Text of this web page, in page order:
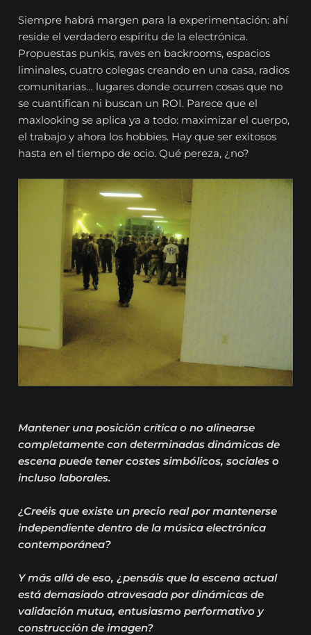
Siempre habrá margen para la experimentación: ahí
reside el verdadero espíritu de la electrónica.
Propuestas punkis, raves en backrooms, espacios
liminales, cuatro colegas creando en una casa, radios
comunitarias… lugares donde ocurren cosas que no
se cuantifican ni buscan un ROI. Parece que el
maxlooking se aplica ya a todo: maximizar el cuerpo,
el trabajo y ahora los hobbies. Hay que ser exitosos
hasta en el tiempo de ocio. Qué pereza, ¿no?
Mantener una posición crítica o no alinearse
completamente con determinadas dinámicas de
escena puede tener costes simbólicos, sociales o
incluso laborales.
¿Creéis que existe un precio real por mantenerse
independiente dentro de la música electrónica
contemporánea?
Y más allá de eso, ¿pensáis que la escena actual
está demasiado atravesada por dinámicas de
validación mutua, entusiasmo performativo y
construcción de imagen?